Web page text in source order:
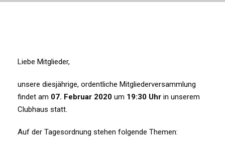
Liebe Mitglieder,
unsere diesjährige, ordentliche Mitgliederversammlung
findet am 07. Februar 2020 um 19:30 Uhr in unserem
Clubhaus statt.
Auf der Tagesordnung stehen folgende Themen: